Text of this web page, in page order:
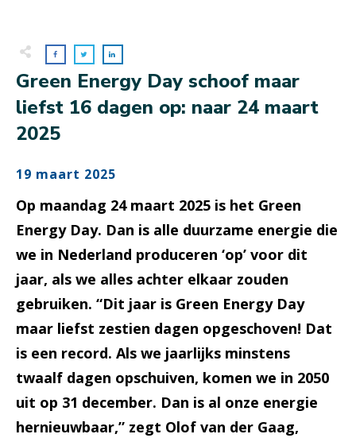
Green Energy Day schoof maar
liefst 16 dagen op: naar 24 maart
2025
19 maart 2025
Op maandag 24 maart 2025 is het Green
Energy Day. Dan is alle duurzame energie die
we in Nederland produceren ‘op’ voor dit
jaar, als we alles achter elkaar zouden
gebruiken. “Dit jaar is Green Energy Day
maar liefst zestien dagen opgeschoven! Dat
is een record. Als we jaarlijks minstens
twaalf dagen opschuiven, komen we in 2050
uit op 31 december. Dan is al onze energie
hernieuwbaar,” zegt Olof van der Gaag,